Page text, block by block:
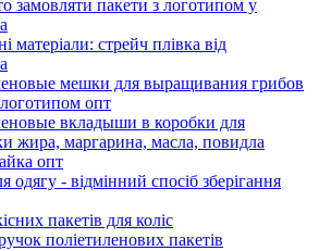
замовляти пакети з логотипом у
матеріали: стрейч плівка від
мешки для выращивания грибов
опт
вкладыши в коробки для
жира, маргарина, масла, повидла
опт
одягу - відмінний спосіб зберігання
пакетів для коліс
поліетиленових пакетів